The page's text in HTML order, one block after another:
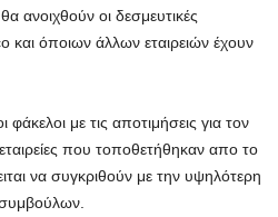
ανοιχθούν οι δεσμευτικές
όποιων άλλων εταιρειών έχουν
φάκελοι με τις αποτιμήσεις για τον
που τοποθετήθηκαν απο το
να συγκριθούν με την υψηλότερη